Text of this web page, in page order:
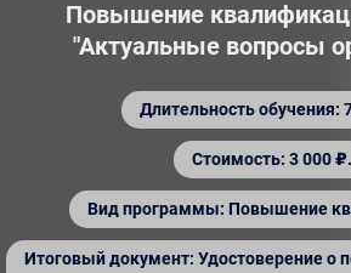
Повышение
"Актуальные вопросы
Длительность обучения:
Стоимость: 3 000 ₽.
Вид программы: Повышение
Итоговый документ: Удостоверение о